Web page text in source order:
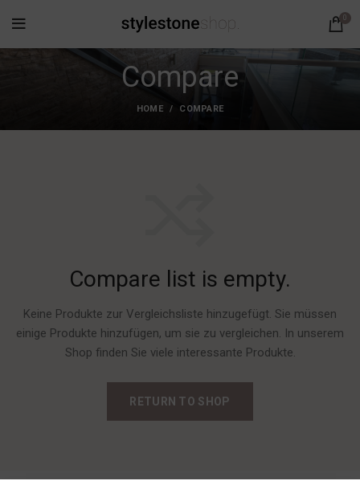
0
Compare
HOME COMPARE
Compare list is empty.
Keine Produkte zur Vergleichsliste hinzugefügt. Sie müssen
einige Produkte hinzufügen, um sie zu vergleichen. In unserem
Shop finden Sie viele interessante Produkte.
RETURN TO SHOP